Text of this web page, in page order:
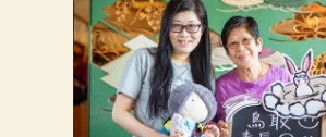
宿泊日